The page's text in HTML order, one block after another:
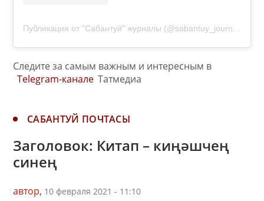
Публикация от "Сабантуй" журналы (@sabantuy_journal)
Следите за самым важным и интересным в
Telegram-канале Татмедиа
САБАНТУЙ ПОЧТАСЫ
Заголовок: Китап – киңәшчең
синең
автор, 10 февраля 2021 - 11:10